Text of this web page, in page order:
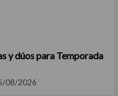
y dúos para Temporada
08/2026